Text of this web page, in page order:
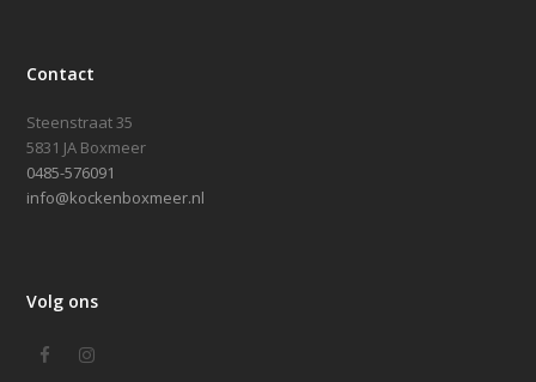
Contact
Steenstraat 35
5831 JA Boxmeer
0485-576091
info@kockenboxmeer.nl
Volg ons
FacebookInstagram